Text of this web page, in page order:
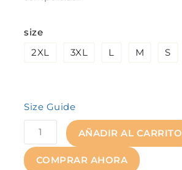
size
2XL
3XL L M S
Size Guide
AÑADIR AL CARRITO
COMPRAR AHORA